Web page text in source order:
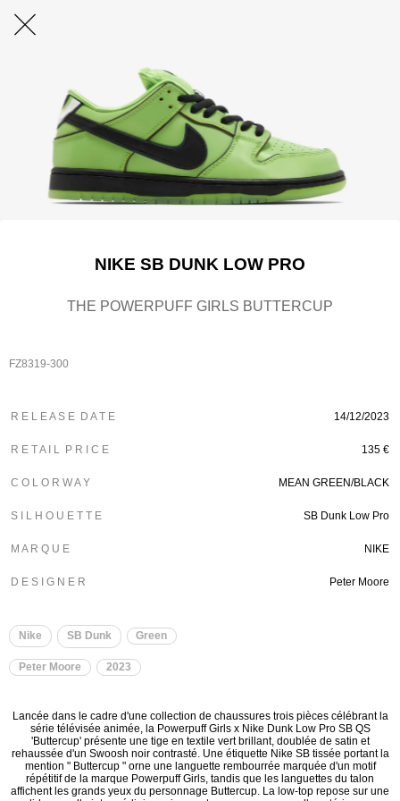
NIKE SB DUNK LOW PRO
THE POWERPUFF GIRLS BUTTERCUP
FZ8319-300
R E L E A S E D A T E 14/12/2023
R E T A I L P R I C E 135 €
C O L O R W A Y MEAN GREEN/BLACK
S I L H O U E T T E SB Dunk Low Pro
M A R Q U E NIKE
D E S I G N E R Peter Moore
Nike SB Dunk Green
Peter Moore 2023
Lancée dans le cadre d'une collection de chaussures trois pièces célébrant la
série télévisée animée, la Powerpuff Girls x Nike Dunk Low Pro SB QS
'Buttercup' présente une tige en textile vert brillant, doublée de satin et
rehaussée d'un Swoosh noir contrasté. Une étiquette Nike SB tissée portant la
mention " Buttercup " orne une languette rembourrée marquée d'un motif
répétitif de la marque Powerpuff Girls, tandis que les languettes du talon
affichent les grands yeux du personnage Buttercup. La low-top repose sur une